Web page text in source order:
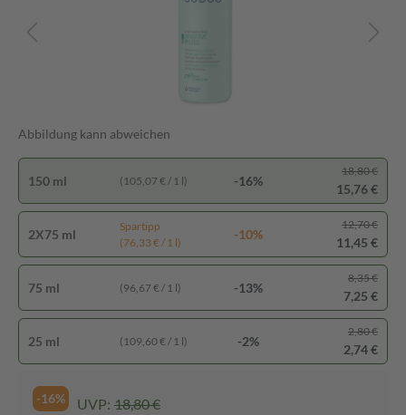
Abbildung kann abweichen
150 ml (105,07 € / 1 l) -16%
18,80 €
15,76 €
2X75 ml
Spartipp
(76,33 € / 1 l)
-10%
12,70 €
11,45 €
75 ml (96,67 € / 1 l) -13%
8,35 €
7,25 €
25 ml (109,60 € / 1 l) -2%
2,80 €
2,74 €
-16% UVP: 18,80 €